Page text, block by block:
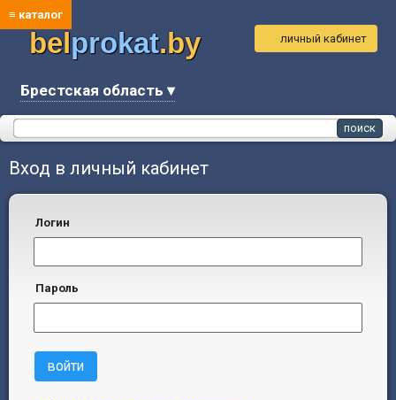
≡ каталог
belprokat.by
Брестская область ▾
личный кабинет
Вход в личный кабинет
логин
пароль